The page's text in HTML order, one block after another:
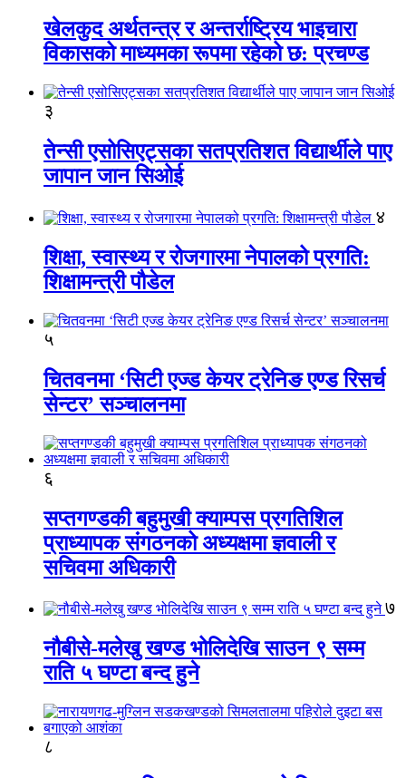
खेलकुद अर्थतन्त्र र अन्तर्राष्ट्रिय भाइचारा
विकासको माध्यमका रूपमा रहेको छ: प्रचण्ड
३
तेन्सी एसोसिएट्सका सतप्रतिशत विद्यार्थीले पाए
जापान जान सिओई
४
शिक्षा, स्वास्थ्य र रोजगारमा नेपालको प्रगति:
शिक्षामन्त्री पौडेल
५
चितवनमा ‘सिटी एज्ड केयर ट्रेनिङ एण्ड रिसर्च
सेन्टर’ सञ्चालनमा
६
सप्तगण्डकी बहुमुखी क्याम्पस प्रगतिशिल
प्राध्यापक संगठनको अध्यक्षमा ज्ञवाली र
सचिवमा अधिकारी
७
नौबीसे-मलेखु खण्ड भोलिदेखि साउन ९ सम्म
राति ५ घण्टा बन्द हुने
८